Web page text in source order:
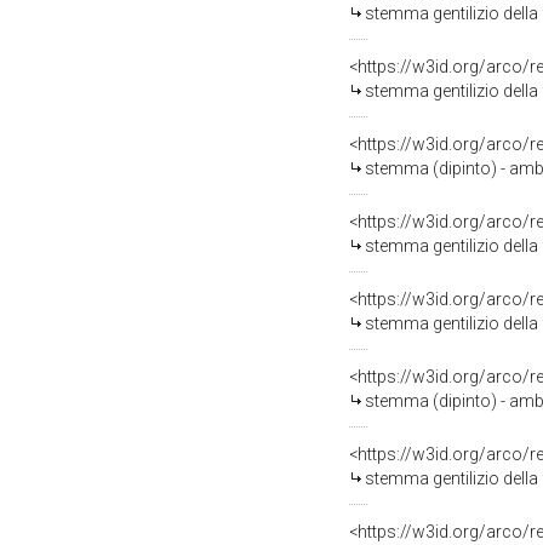
stemma gentilizio
<https://w3id.org/arco/
stemma gentilizio
<https://w3id.org/arco/
stemma (dipinto) -
<https://w3id.org/arco/
stemma gentilizio
<https://w3id.org/arco/
stemma gentilizio della
<https://w3id.org/arco/
stemma (dipinto) -
<https://w3id.org/arco/
stemma gentilizio
<https://w3id.org/arco/